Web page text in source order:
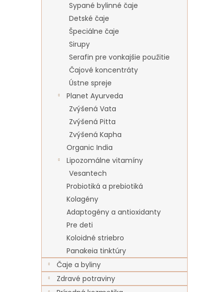
Sypané bylinné čaje
Detské čaje
Špeciálne čaje
Sirupy
Serafin pre vonkajšie použitie
Čajové koncentráty
Ústne spreje
Planet Ayurveda
Zvýšená Vata
Zvýšená Pitta
Zvýšená Kapha
Organic India
Lipozomálne vitamíny
Vesantech
Probiotiká a prebiotiká
Kolagény
Adaptogény a antioxidanty
Pre deti
Koloidné striebro
Panakeia tinktúry
Čaje a byliny
Zdravé potraviny